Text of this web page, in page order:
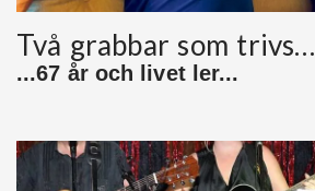
Två grabbar som trivs…
...67 år och livet ler...